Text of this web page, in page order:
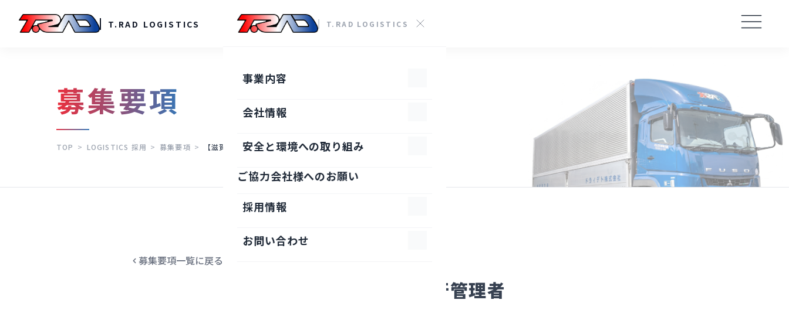
T.RAD LOGISTICS T.RAD LOGISTICS
事業内容
会社情報
安全と環境への取り組み
ご協力会社様へのお願い
採用情報
お問い合わせ
募集要項
TOP > LOGISTICS 採用 > 募集要項 > 【滋賀営業所】運行管理者
募集要項一覧に戻る
【滋賀営業所】運行管理者